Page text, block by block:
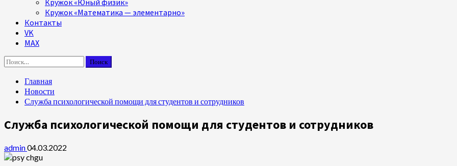
Кружок «Юный физик»
Кружок «Математика — элементарно»
Контакты
VK
MAX
Найти:
Главная
Новости
Служба психологической помощи для студентов и сотрудников
Служба психологической помощи для студентов и сотрудников
admin04.03.2022